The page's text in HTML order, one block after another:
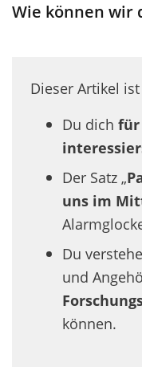
Wie können wir
Dieser Artikel
Du dich für
Der Satz „
uns im
Du
und
können.